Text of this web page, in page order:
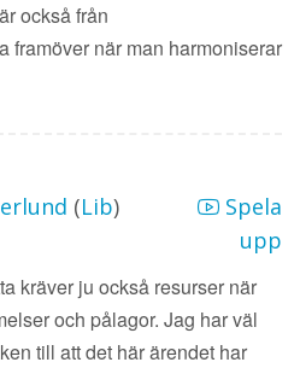
också från
framöver när man harmoniserar
(Lib)
Spela
upp
kräver ju också resurser när
och pålagor. Jag har väl
till att det här ärendet har